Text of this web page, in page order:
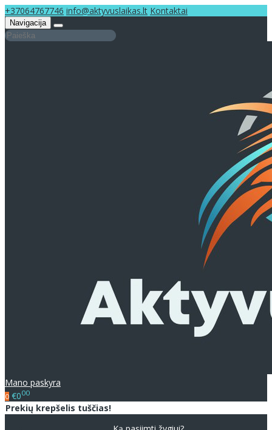
+37064767746 info@aktyvuslaikas.lt Kontaktai
Navigacija
Mano paskyra
0 €000
Prekių krepšelis tuščias!